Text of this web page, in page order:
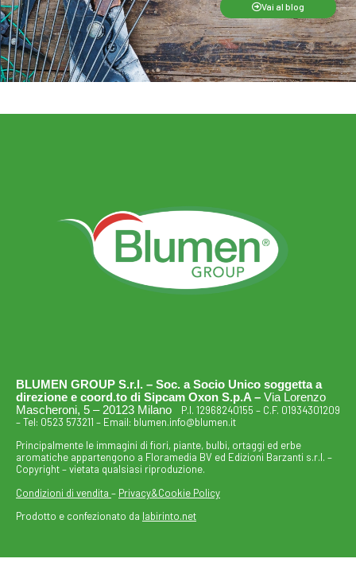
Vai al blog
BLUMEN GROUP S.r.l. – Soc. a Socio Unico soggetta a
direzione e coord.to di Sipcam Oxon S.p.A – Via Lorenzo
Mascheroni, 5 – 20123 Milano P.I. 12968240155 – C.F. 01934301209
– Tel: 0523 573211 – Email: blumen.info@blumen.it
Principalmente le immagini di fiori, piante, bulbi, ortaggi ed erbe
aromatiche appartengono a Floramedia BV ed Edizioni Barzanti s.r.l. –
Copyright – vietata qualsiasi riproduzione.
Condizioni di vendita – Privacy&Cookie Policy
Prodotto e confezionato da labirinto.net